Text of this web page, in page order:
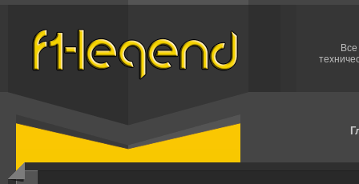
Все